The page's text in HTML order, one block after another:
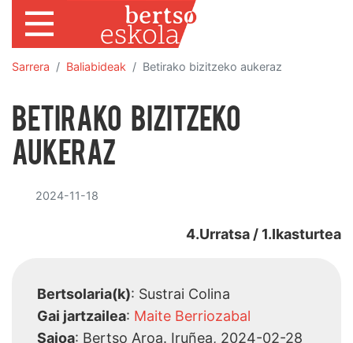
Sarrera Baliabideak Betirako bizitzeko aukeraz
Betirako bizitzeko
aukeraz
2024-11-18
4.Urratsa / 1.Ikasturtea
Bertsolaria(k): Sustrai Colina
Gai jartzailea: Maite Berriozabal
Saioa: Bertso Aroa. Iruñea, 2024-02-28